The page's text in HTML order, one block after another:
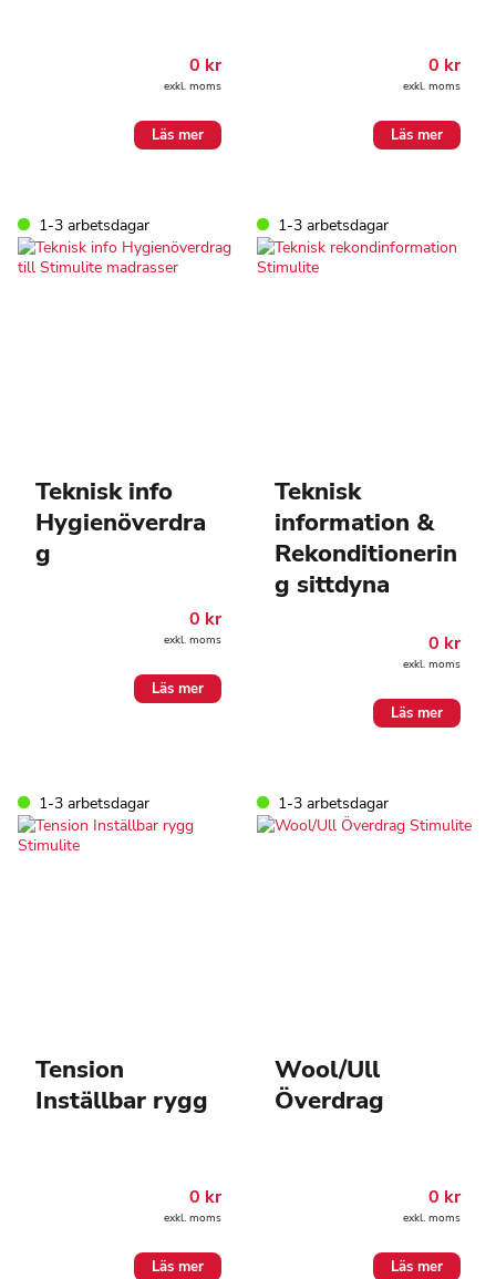
0 kr
exkl. moms
Läs mer
0 kr
exkl. moms
Läs mer
1-3 arbetsdagar
Teknisk info
Hygienöverdra
g
0 kr
exkl. moms
Läs mer
1-3 arbetsdagar
Teknisk
information &
Rekonditionerin
g sittdyna
0 kr
exkl. moms
Läs mer
1-3 arbetsdagar
Tension
Inställbar rygg
0 kr
exkl. moms
Läs mer
1-3 arbetsdagar
Wool/Ull
Överdrag
0 kr
exkl. moms
Läs mer